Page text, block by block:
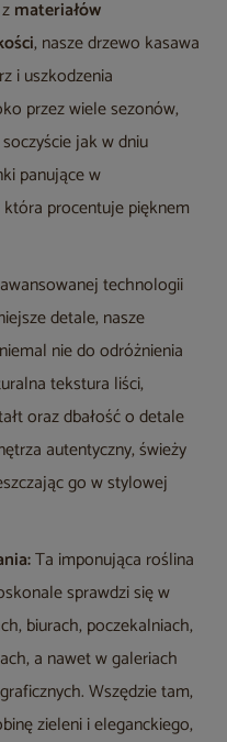
materiałów
, nasze drzewo kasawa
i uszkodzenia
przez wiele sezonów,
jak w dniu
panujące w
procentuje pięknem
technologii
detale, nasze
nie do odróżnienia
tekstura liści,
oraz dbałość o detale
autentyczny, świeży
go w stylowej
Ta imponująca roślina
sprawdzi się w
biurach, poczekalniach,
a nawet w galeriach
Wszędzie tam,
zieleni i eleganckiego,